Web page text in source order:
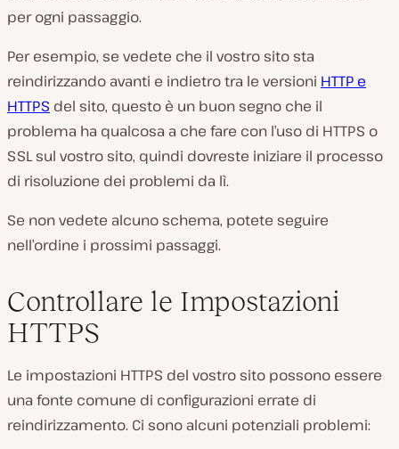
per ogni passaggio.
Per esempio, se vedete che il vostro sito sta
reindirizzando avanti e indietro tra le versioni HTTP e
HTTPS del sito, questo è un buon segno che il
problema ha qualcosa a che fare con l’uso di HTTPS o
SSL sul vostro sito, quindi dovreste iniziare il processo
di risoluzione dei problemi da lì.
Se non vedete alcuno schema, potete seguire
nell’ordine i prossimi passaggi.
Controllare le Impostazioni
HTTPS
Le impostazioni HTTPS del vostro sito possono essere
una fonte comune di configurazioni errate di
reindirizzamento. Ci sono alcuni potenziali problemi: